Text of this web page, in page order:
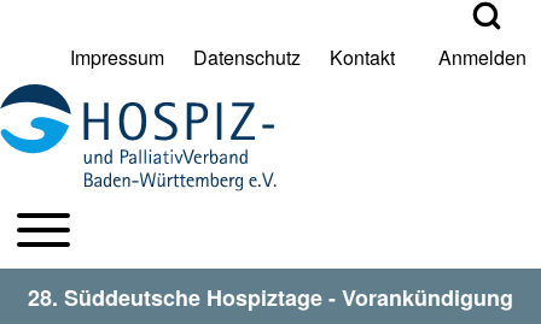
Suche Schließen
Suche
User account menu
Impressum Datenschutz Kontakt Anmelden
HPV BW Hauptmenu
Toggle main menu
28. Süddeutsche Hospiztage - Vorankündigung